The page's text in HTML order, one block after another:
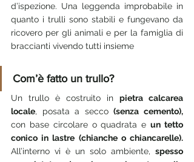
d’ispezione. Una leggenda improbabile in
quanto i trulli sono stabili e fungevano da
ricovero per gli animali e per la famiglia di
braccianti vivendo tutti insieme
Com’è fatto un trullo?
Un trullo è costruito in pietra calcarea
locale, posata a secco (senza cemento),
con base circolare o quadrata e un tetto
All’interno vi è un solo ambiente, spesso